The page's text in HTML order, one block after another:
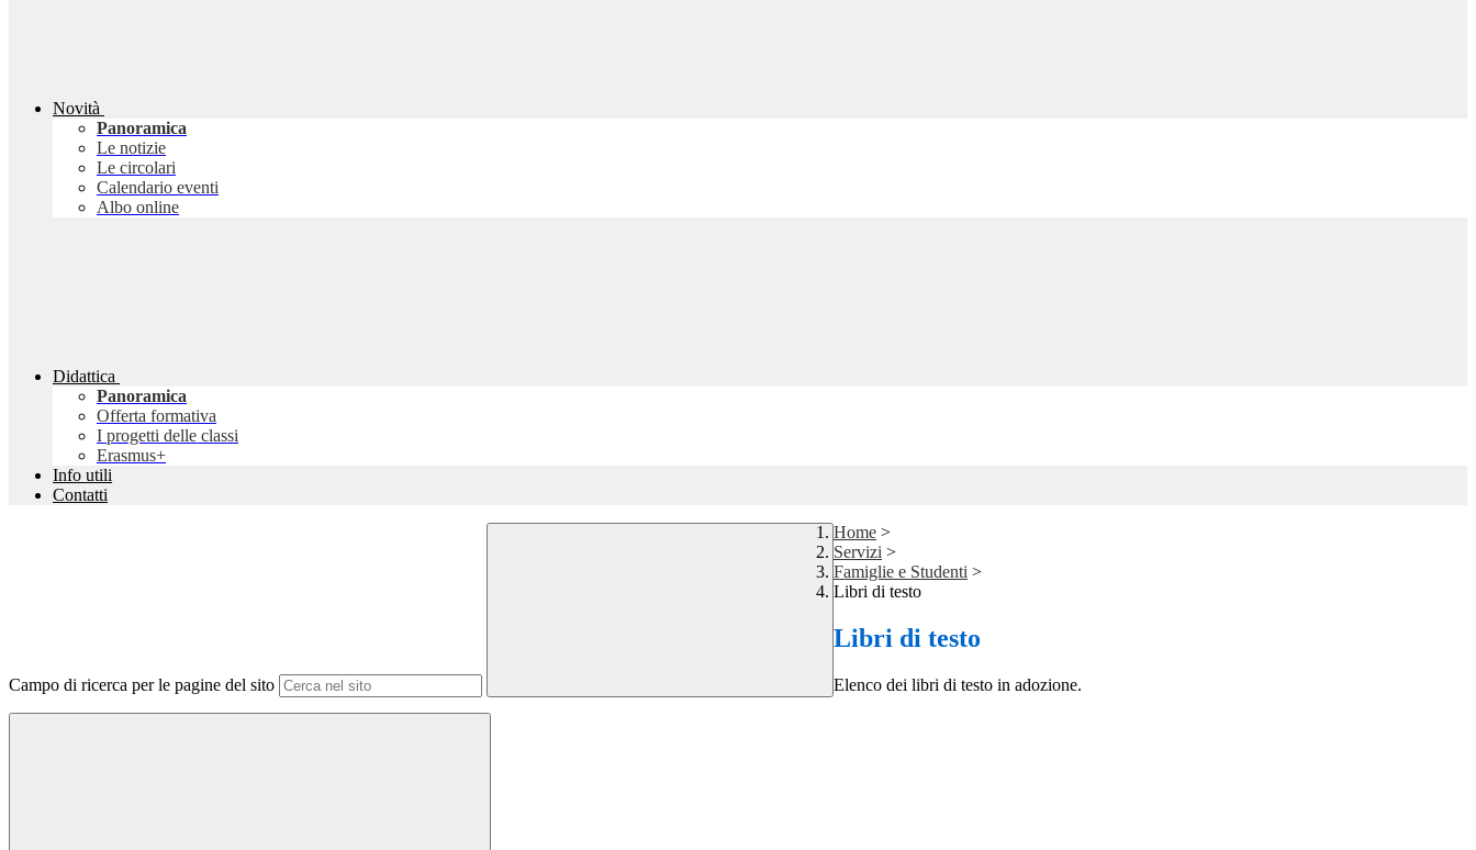
Novità
Panoramica
Le notizie
Le circolari
Calendario eventi
Albo online
Didattica
Panoramica
Offerta formativa
I progetti delle classi
Erasmus+
Info utili
Contatti
Campo di ricerca per le pagine del sito
Home >
Servizi >
Famiglie e Studenti >
Libri di testo
Libri di testo
Elenco dei libri di testo in adozione.